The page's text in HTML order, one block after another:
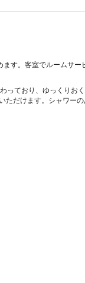
す。客室でルームサー
ており、ゆっくりお
だけます。シャワー